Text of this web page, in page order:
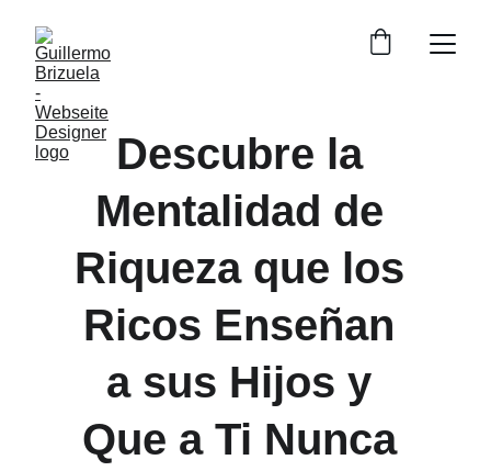
Descubre la
Mentalidad de
Riqueza que los
Ricos Enseñan
a sus Hijos y
Que a Ti Nunca